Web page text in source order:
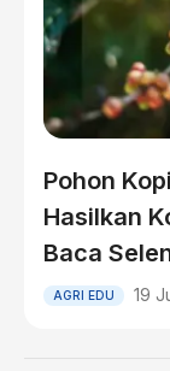
Pohon
Hasilkan
Baca
AGRI EDU 19